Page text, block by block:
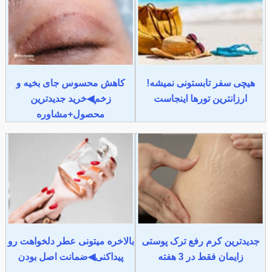
هیچی سفر تابستونی نمیشه!
ارزانترین تورها اینجاست
کاهش محسوس جای بخیه و
زخم◀خرید جدیدترین
محصول+مشاوره
جدیدترین کرم رفع ترک پوستی
زایمان فقط در 3 هفته
بالاخره میتونی عطر دلخواهت رو
پیداکنی◀ضمانت اصل بودن